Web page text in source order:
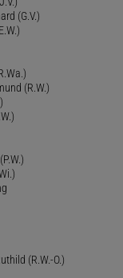
(G.V.)
(R.W.)
(R.W.-O.)